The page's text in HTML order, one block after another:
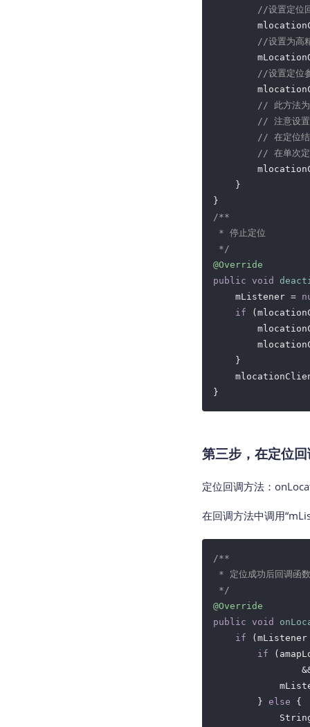
//设置定位
//设置为高
//设置定位
// 此方法为
// 注意设置
// 在定位结
// 在单次定
    }
/**
* 停止定位
*/
@Override
public void
    mListener =
if
    }
第三步，在定位
定位回调方法：
在回调方法中调用
/**
* 定位成功后回调函数
*/
@Override
public void
if
if
        }
else {